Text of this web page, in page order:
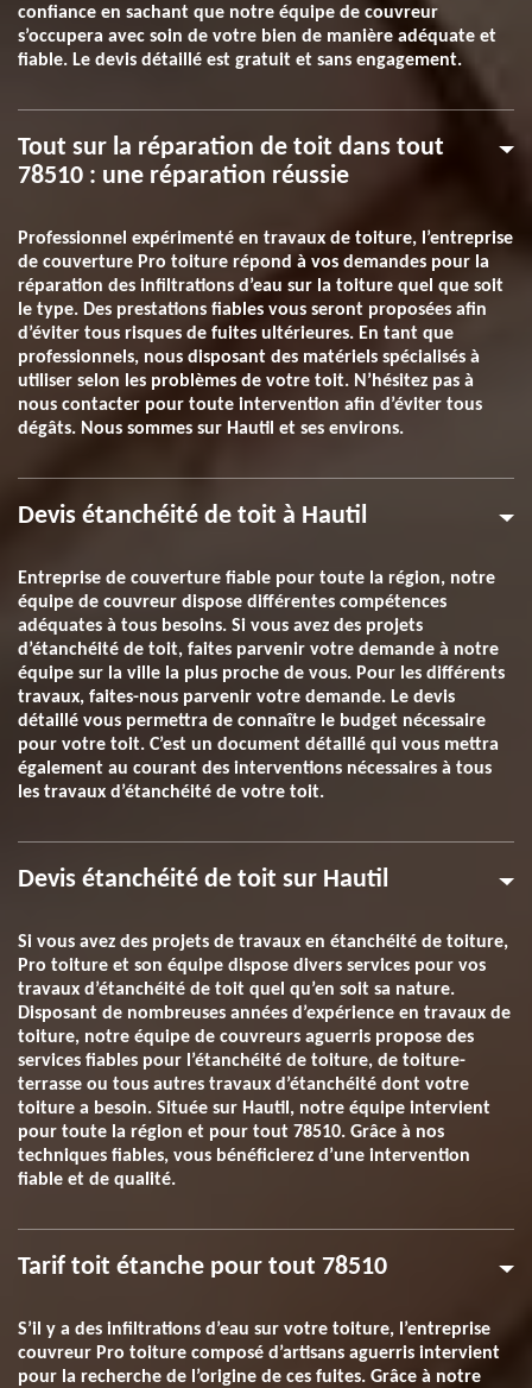
confiance en sachant que notre équipe de couvreur
s’occupera avec soin de votre bien de manière adéquate et
fiable. Le devis détaillé est gratuit et sans engagement.
Tout sur la réparation de toit dans tout
78510 : une réparation réussie
Professionnel expérimenté en travaux de toiture, l’entreprise
de couverture Pro toiture répond à vos demandes pour la
réparation des infiltrations d’eau sur la toiture quel que soit
le type. Des prestations fiables vous seront proposées afin
d’éviter tous risques de fuites ultérieures. En tant que
professionnels, nous disposant des matériels spécialisés à
utiliser selon les problèmes de votre toit. N’hésitez pas à
nous contacter pour toute intervention afin d’éviter tous
dégâts. Nous sommes sur Hautil et ses environs.
Devis étanchéité de toit à Hautil
Entreprise de couverture fiable pour toute la région, notre
équipe de couvreur dispose différentes compétences
adéquates à tous besoins. Si vous avez des projets
d’étanchéité de toit, faites parvenir votre demande à notre
équipe sur la ville la plus proche de vous. Pour les différents
travaux, faites-nous parvenir votre demande. Le devis
détaillé vous permettra de connaître le budget nécessaire
pour votre toit. C’est un document détaillé qui vous mettra
également au courant des interventions nécessaires à tous
les travaux d’étanchéité de votre toit.
Devis étanchéité de toit sur Hautil
Si vous avez des projets de travaux en étanchéité de toiture,
Pro toiture et son équipe dispose divers services pour vos
travaux d’étanchéité de toit quel qu’en soit sa nature.
Disposant de nombreuses années d’expérience en travaux de
toiture, notre équipe de couvreurs aguerris propose des
services fiables pour l’étanchéité de toiture, de toiture-
terrasse ou tous autres travaux d’étanchéité dont votre
toiture a besoin. Située sur Hautil, notre équipe intervient
pour toute la région et pour tout 78510. Grâce à nos
techniques fiables, vous bénéficierez d’une intervention
fiable et de qualité.
Tarif toit étanche pour tout 78510
S’il y a des infiltrations d’eau sur votre toiture, l’entreprise
couvreur Pro toiture composé d’artisans aguerris intervient
pour la recherche de l’origine de ces fuites. Grâce à notre